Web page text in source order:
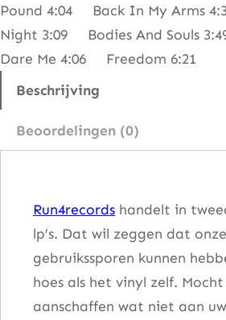
i
s
t
r
Pound 4:04 Back In My Arms
Night 3:09 Bodies And Souls
Dare Me 4:06 Freedom 6:21
Beschrijving
Beoordelingen (0)
Run4records handelt in
lp’s. Dat wil zeggen dat
gebruikssporen kunnen
hoes als het vinyl zelf.
aanschaffen wat niet aan